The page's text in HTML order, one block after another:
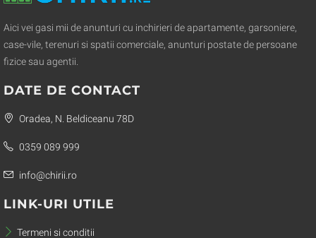
Aici vei gasi mii de anunturi cu inchirieri de apartamente, garsoniere,
case-vile, terenuri si spatii comerciale, anunturi postate de persoane
fizice sau agentii.
DATE DE CONTACT
Oradea, N. Beldiceanu 78D
0359 089 999
info@chirii.ro
LINK-URI UTILE
Termeni si conditii